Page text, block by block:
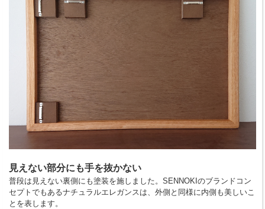
見えない部分にも手を抜かない
普段は見えない裏側にも塗装を施しました。SENNOKIのブランドコン
セプトでもあるナチュラルエレガンスは、外側と同様に内側も美しいこ
とを表します。